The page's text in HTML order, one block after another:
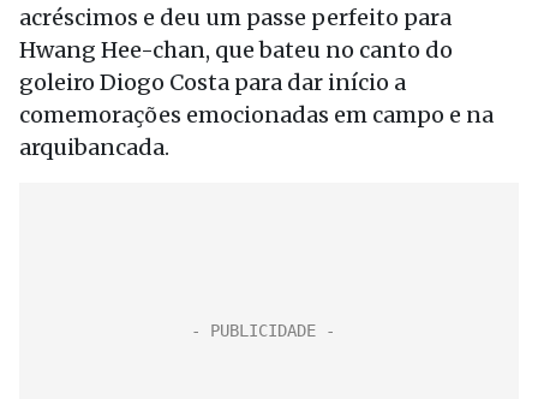
acréscimos e deu um passe perfeito para
Hwang Hee-chan, que bateu no canto do
goleiro Diogo Costa para dar início a
comemorações emocionadas em campo e na
arquibancada.